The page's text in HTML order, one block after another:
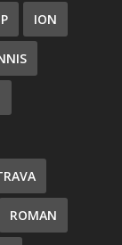
ION
ROMAN